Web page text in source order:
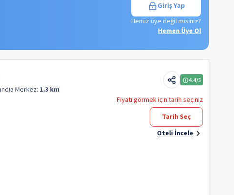
Giriş Yap
Henüz üye değil misiniz?
Hemen Üye Ol
Merkez: 1.3 km
4.4/5
Fiyatı görmek için tarih seçiniz
Tarih Seç
Oteli İncele